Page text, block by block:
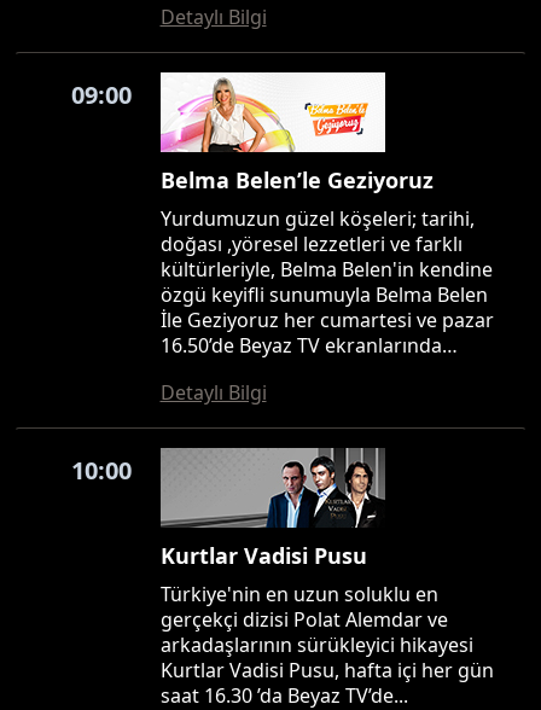
Detaylı Bilgi
09:00
Belma Belen’le Geziyoruz
Yurdumuzun güzel köşeleri; tarihi,
doğası ,yöresel lezzetleri ve farklı
kültürleriyle, Belma Belen'in kendine
özgü keyifli sunumuyla Belma Belen
İle Geziyoruz her cumartesi ve pazar
16.50’de Beyaz TV ekranlarında…
Detaylı Bilgi
10:00
Kurtlar Vadisi Pusu
Türkiye'nin en uzun soluklu en
gerçekçi dizisi Polat Alemdar ve
arkadaşlarının sürükleyici hikayesi
Kurtlar Vadisi Pusu, hafta içi her gün
saat 16.30 ’da Beyaz TV’de...